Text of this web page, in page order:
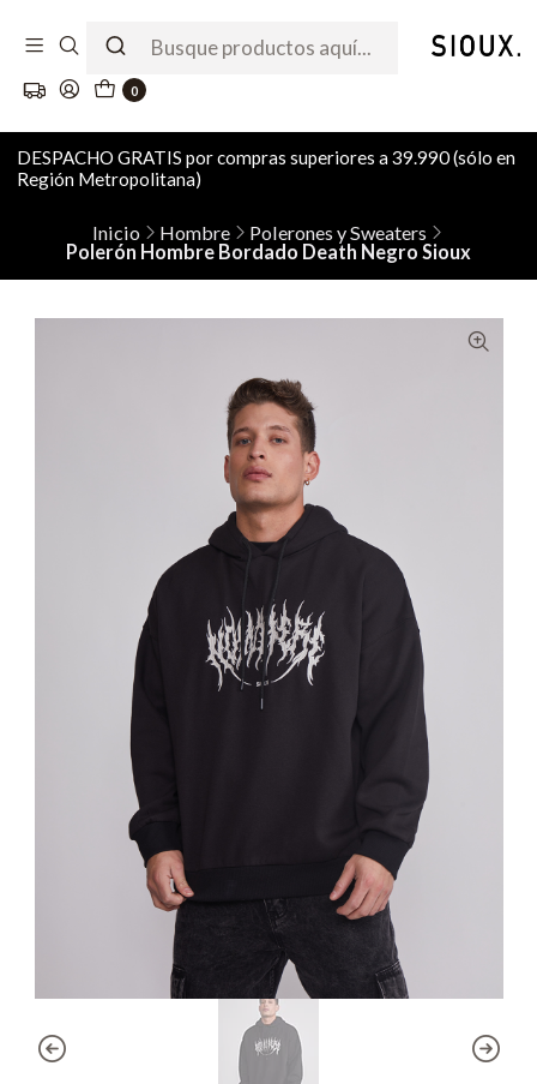
0
DESPACHO GRATIS por compras superiores a 39.990 (sólo en
Región Metropolitana)
Inicio Hombre
Polerones y Sweaters
Polerón Hombre Bordado Death Negro Sioux